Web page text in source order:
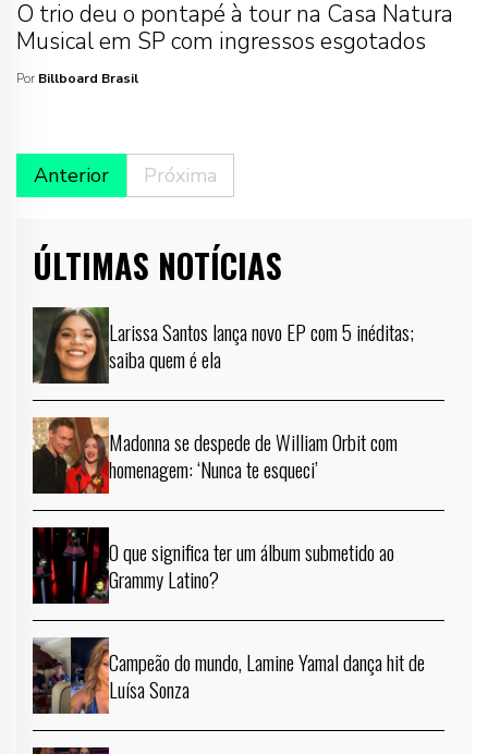
O trio deu o pontapé à tour na Casa Natura
Musical em SP com ingressos esgotados
Por Billboard Brasil
Anterior Próxima
ÚLTIMAS NOTÍCIAS
Larissa Santos lança novo EP com 5 inéditas;
saiba quem é ela
Madonna se despede de William Orbit com
homenagem: ‘Nunca te esqueci’
O que significa ter um álbum submetido ao
Grammy Latino?
Campeão do mundo, Lamine Yamal dança hit de
Luísa Sonza